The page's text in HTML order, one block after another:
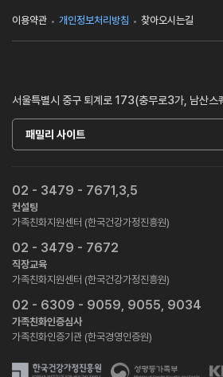
이용약관 개인정보처리방침 찾아오시는길
서울특별시 중구 퇴계로 173(충무로3가, 남산스
패밀리 사이트
02 - 3479 - 7671,3,5
컨설팅
가족친화지원센터 (한국건강가정진흥원)
02 - 3479 - 7672
직장교육
가족친화지원센터 (한국건강가정진흥원)
02 - 6309 - 9059, 9055, 9034
가족친화인증심사
가족친화인증기관 (한국경영인증원)